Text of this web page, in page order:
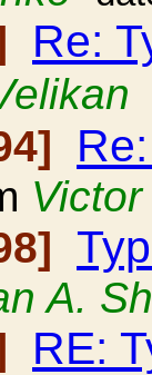
Re:
A.
RE: